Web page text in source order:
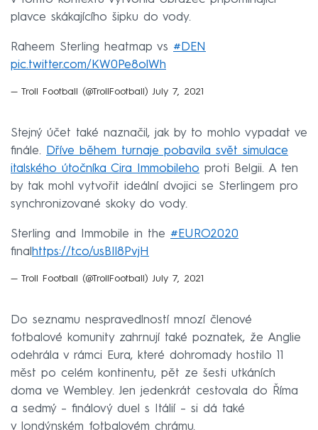
plavce skákajícího šipku do vody.
Raheem Sterling heatmap vs #DEN
pic.twitter.com/KW0Pe8olWh
— Troll Football (@TrollFootball) July 7, 2021
Stejný účet také naznačil, jak by to mohlo vypadat ve
finále. Dříve během turnaje pobavila svět simulace
italského útočníka Cira Immobileho proti Belgii. A ten
by tak mohl vytvořit ideální dvojici se Sterlingem pro
synchronizované skoky do vody.
Sterling and Immobile in the #EURO2020
final https://t.co/usBIl8PvjH
— Troll Football (@TrollFootball) July 7, 2021
Do seznamu nespravedlností mnozí členové
fotbalové komunity zahrnují také poznatek, že Anglie
odehrála v rámci Eura, které dohromady hostilo 11
měst po celém kontinentu, pět ze šesti utkáních
doma ve Wembley. Jen jedenkrát cestovala do Říma
a sedmý – finálový duel s Itálií – si dá také
v londýnském fotbalovém chrámu.